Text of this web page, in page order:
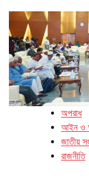
অপরাধ
আইন ও
জাতীয়
রাজনীতি